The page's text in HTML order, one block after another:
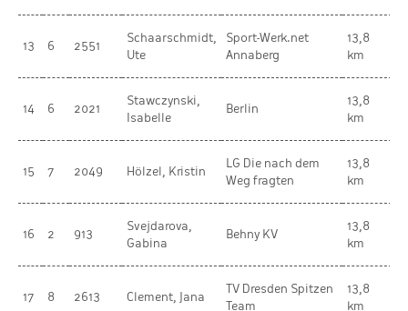
13 6 2551
Schaarschmidt,
Ute
Sport-Werk.net
Annaberg
13,8
km
14 6 2021
Stawczynski,
Isabelle
Berlin
13,8
km
15 7 2049 Hölzel, Kristin
LG Die nach dem
Weg fragten
13,8
km
16 2 913
Svejdarova,
Gabina
Behny KV
13,8
km
17 8 2613 Clement, Jana
TV Dresden Spitzen
Team
13,8
km